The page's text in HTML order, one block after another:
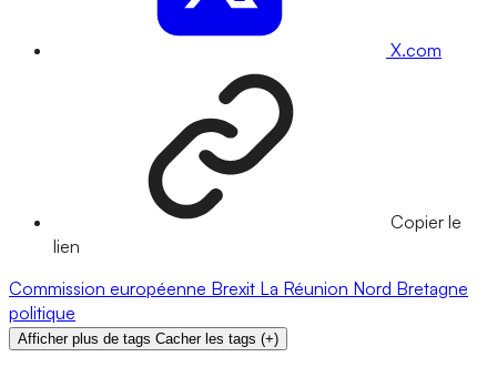
X.com
Copier le
lien
Commission européenne Brexit La Réunion Nord Bretagne
politique
Afficher plus de tags Cacher les tags (+)